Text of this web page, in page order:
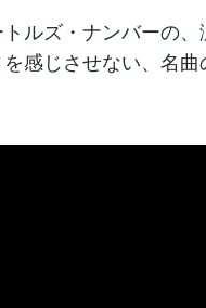
ルズ・ナンバーの、
感じさせない、名曲